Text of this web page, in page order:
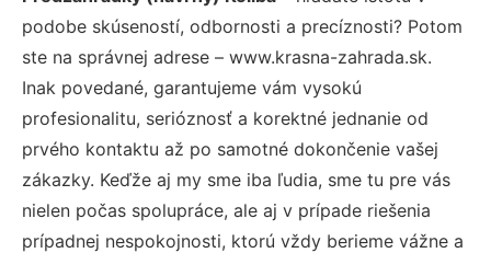
podobe skúseností, odbornosti a precíznosti? Potom
ste na správnej adrese – www.krasna-zahrada.sk.
Inak povedané, garantujeme vám vysokú
profesionalitu, serióznosť a korektné jednanie od
prvého kontaktu až po samotné dokončenie vašej
zákazky. Keďže aj my sme iba ľudia, sme tu pre vás
nielen počas spolupráce, ale aj v prípade riešenia
prípadnej nespokojnosti, ktorú vždy berieme vážne a